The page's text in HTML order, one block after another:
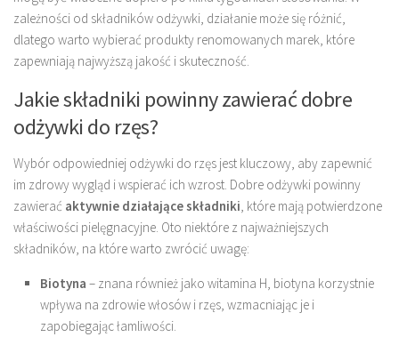
zależności od składników odżywki, działanie może się różnić,
dlatego warto wybierać produkty renomowanych marek, które
zapewniają najwyższą jakość i skuteczność.
Jakie składniki powinny zawierać dobre
odżywki do rzęs?
Wybór odpowiedniej odżywki do rzęs jest kluczowy, aby zapewnić
im zdrowy wygląd i wspierać ich wzrost. Dobre odżywki powinny
zawierać aktywnie działające składniki, które mają potwierdzone
właściwości pielęgnacyjne. Oto niektóre z najważniejszych
składników, na które warto zwrócić uwagę:
Biotyna – znana również jako witamina H, biotyna korzystnie
wpływa na zdrowie włosów i rzęs, wzmacniając je i
zapobiegając łamliwości.